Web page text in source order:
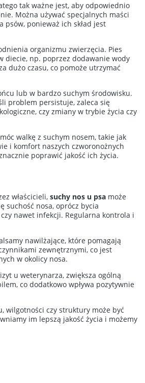
tak ważne jest, aby odpowiednio
Można używać specjalnych maści
psów, ponieważ ich skład jest
organizmu zwierzęcia. Pies
diecie, np. poprzez dodawanie wody
dużo czasu, co pomoże utrzymać
lub w bardzo suchym środowisku.
problem persistuje, zaleca się
czy zmiany w trybie życia czy
walkę z suchym nosem, takie jak
i komfort naszych czworonożnych
poprawić jakość ich życia.
właścicieli, suchy nos u psa może
suchość nosa, oprócz bycia
nawet infekcji. Regularna kontrola i
nawilżające, które pomagają
zewnętrznymi, co jest
w okolicy nosa.
u weterynarza, zwiększa ogólną
co dodatkowo wpływa pozytywnie
wilgotności czy struktury może być
im lepszą jakość życia i możemy